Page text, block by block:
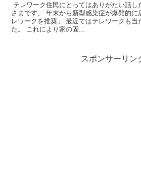
テレワーク住民にとってはありがたい話
さまです。 年末から新型感染症が爆発的に
レワークを推奨」 最近ではテレワークも当
た。 これにより家の固...
スポンサーリン